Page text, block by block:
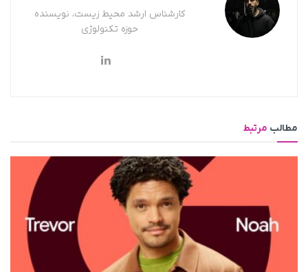
کارشناس ارشد محیط زیست، نویسنده
حوزه تکنولوژی
مطالب مرتبط